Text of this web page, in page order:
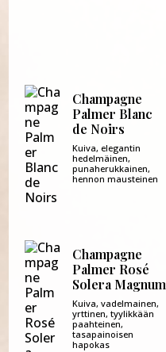
Champagne
Palmer Blanc
de Noirs
Kuiva, elegantin
hedelmäinen,
punaherukkainen,
hennon mausteinen
Champagne
Palmer Rosé
Solera Magnum
Kuiva, vadelmainen,
yrttinen, tyylikkään
paahteinen,
tasapainoisen
hapokas